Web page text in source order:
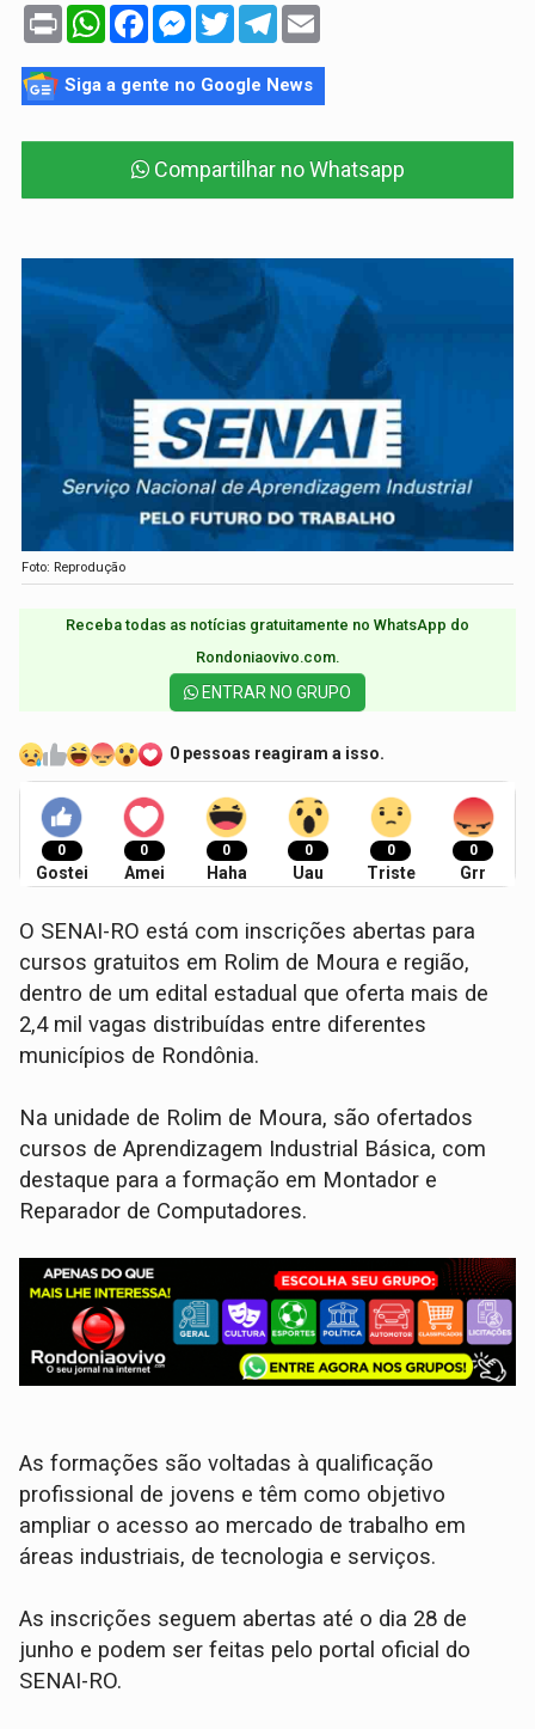
Print WhatsAppFacebookMessenger
TwitterTelegram
Siga a gente no Google News
Compartilhar no Whatsapp
Foto: Reprodução
Receba todas as notícias gratuitamente no WhatsApp do
Rondoniaovivo.com.​
ENTRAR NO GRUPO
0 pessoas reagiram a isso.
0
Gostei
0
Amei
0
Haha
0
Uau
0
Triste
0
Grr
O SENAI-RO está com inscrições abertas para
cursos gratuitos em Rolim de Moura e região,
dentro de um edital estadual que oferta mais de
2,4 mil vagas distribuídas entre diferentes
municípios de Rondônia.
Na unidade de Rolim de Moura, são ofertados
cursos de Aprendizagem Industrial Básica, com
destaque para a formação em Montador e
Reparador de Computadores.
As formações são voltadas à qualificação
profissional de jovens e têm como objetivo
ampliar o acesso ao mercado de trabalho em
áreas industriais, de tecnologia e serviços.
As inscrições seguem abertas até o dia 28 de
junho e podem ser feitas pelo portal oficial do
SENAI-RO.